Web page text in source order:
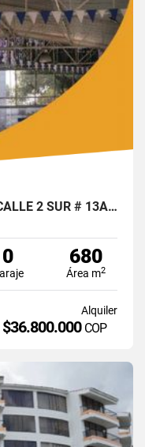
LOCAL VITRINA COMERCIAL - CALLE 2 SUR # 13A - 19, BOGOTÁ
0 680
Área m2
Alquiler
$36.800.000 COP